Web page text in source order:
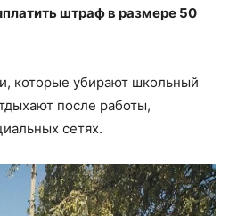
штраф в размере 50
которые убирают школьный
после работы,
сетях.